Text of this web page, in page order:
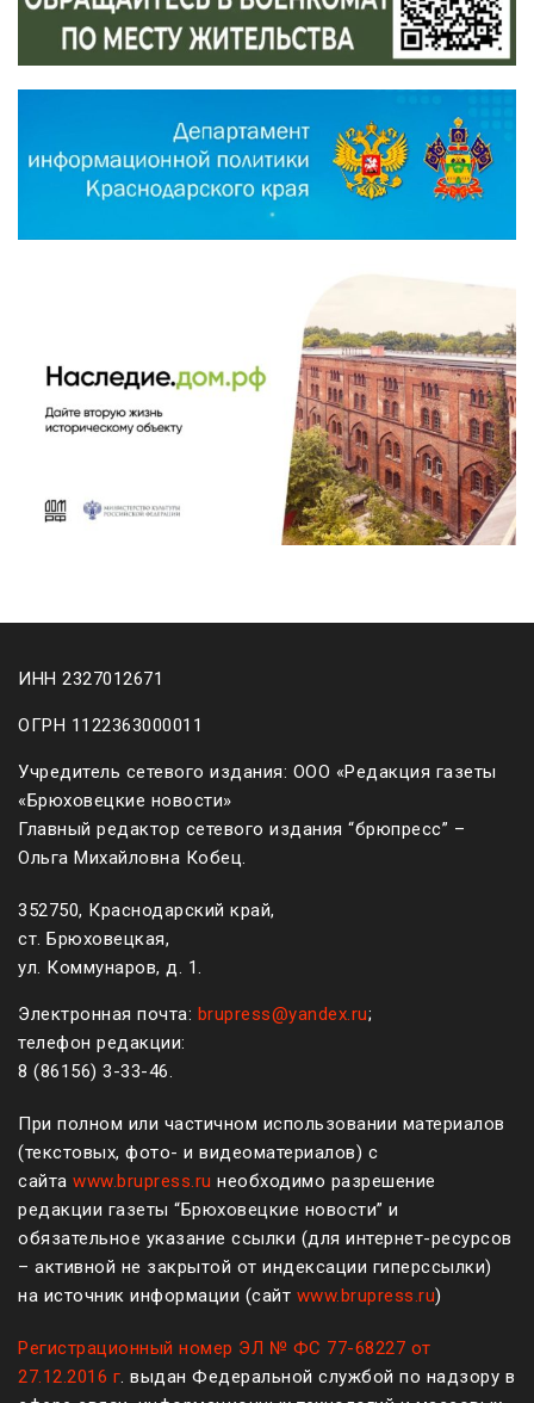
ИНН 2327012671
ОГРН 1122363000011
Учредитель сетевого издания: ООО «Редакция газеты
«Брюховецкие новости»
Главный редактор сетевого издания “брюпресс” –
Ольга Михайловна Кобец.
352750, Краснодарский край,
ст. Брюховецкая,
ул. Коммунаров, д. 1.
Электронная почта: brupress@yandex.ru;
телефон редакции:
8 (861 56) 3-33-46.
При полном или частичном использовании материалов
(текстовых, фото- и видеоматериалов) с
сайта www.brupress.ru необходимо разрешение
редакции газеты “Брюховецкие новости” и
обязательное указание ссылки (для интернет-ресурсов
– активной не закрытой от индексации гиперссылки)
на источник информации (сайт www.brupress.ru)
Регистрационный номер ЭЛ № ФС 77-68227 от
27.12.2016 г. выдан Федеральной службой по надзору в